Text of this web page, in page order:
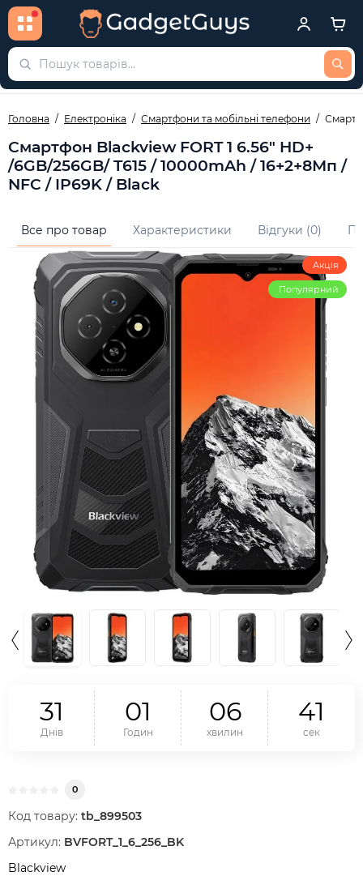
Головна Електроніка Смартфони та мобільні телефони
Смартфон Blackview FORT 1 6.56" HD+
/6GB/256GB/ T615 / 10000mAh / 16+2+8Мп /
NFC / IP69K / Black
Все про товар Характеристики Відгуки (0)
Акція
Популярний
31
Днів
01
Годин
06
хвилин
41
сек
0
Код товару: tb_899503
Артикул: BVFORT_1_6_256_BK
Blackview